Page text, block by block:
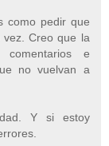
como pedir que
Creo que la
e
no vuelvan a
Y si estoy